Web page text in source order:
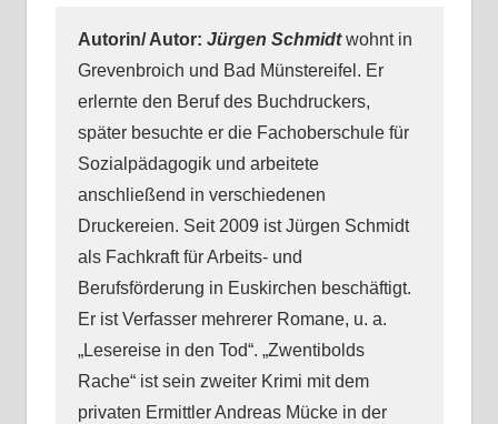
Autorin/ Autor: Jürgen Schmidtwohnt in
Grevenbroich und Bad Münstereifel. Er
erlernte den Beruf des Buchdruckers,
später besuchte er die Fachoberschule für
Sozialpädagogik und arbeitete
anschließend in verschiedenen
Druckereien. Seit 2009 ist Jürgen Schmidt
als Fachkraft für Arbeits- und
Berufsförderung in Euskirchen beschäftigt.
Er ist Verfasser mehrerer Romane, u. a.
„Lesereise in den Tod“. „Zwentibolds
Rache“ ist sein zweiter Krimi mit dem
privaten Ermittler Andreas Mücke in der